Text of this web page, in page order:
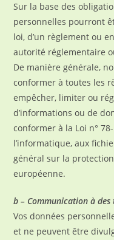
Sur la base des
personnelles pourront
loi, d’un règlement ou
autorité réglementaire
De manière générale,
conformer à toutes les
empêcher, limiter ou
d’informations ou de
conformer à la Loi n°
l’informatique, aux
général sur la protection
européenne.
b – Communication à des
Vos données
et ne peuvent être